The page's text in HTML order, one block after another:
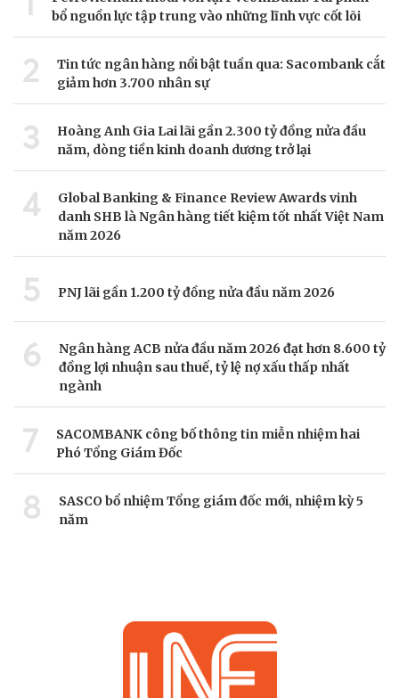
bổ nguồn lực tập trung vào những lĩnh vực cốt lõi
2
Tin tức ngân hàng nổi bật tuần qua: Sacombank cắt
giảm hơn 3.700 nhân sự
3
Hoàng Anh Gia Lai lãi gần 2.300 tỷ đồng nửa đầu
năm, dòng tiền kinh doanh dương trở lại
4
Global Banking & Finance Review Awards vinh
danh SHB là Ngân hàng tiết kiệm tốt nhất Việt Nam
năm 2026
5 PNJ lãi gần 1.200 tỷ đồng nửa đầu năm 2026
6
Ngân hàng ACB nửa đầu năm 2026 đạt hơn 8.600 tỷ
đồng lợi nhuận sau thuế, tỷ lệ nợ xấu thấp nhất
ngành
7
SACOMBANK công bố thông tin miễn nhiệm hai
Phó Tổng Giám Đốc
8
SASCO bổ nhiệm Tổng giám đốc mới, nhiệm kỳ 5
năm